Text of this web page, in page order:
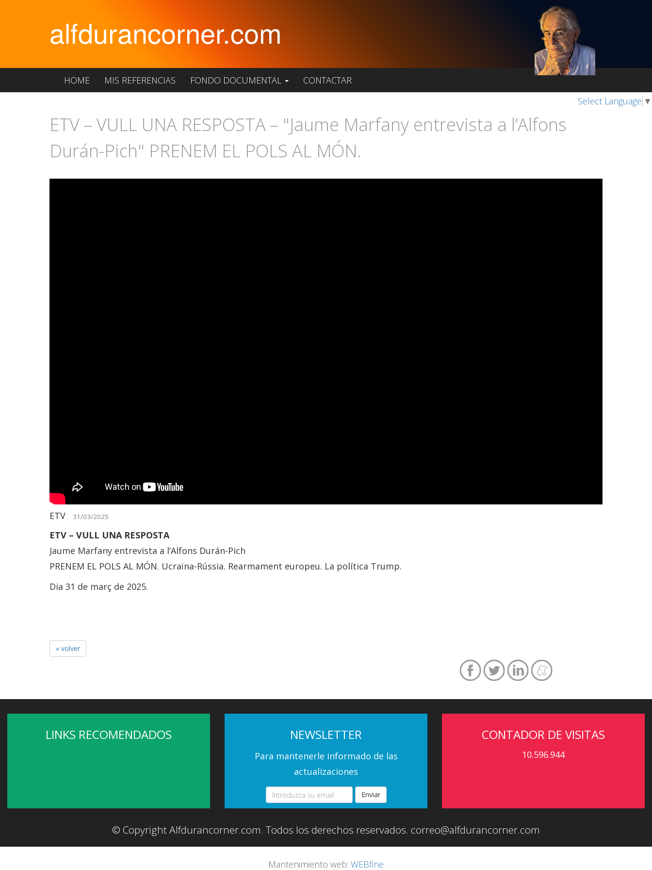
alfdurancorner.com
HOME MIS REFERENCIAS FONDO DOCUMENTAL
CONTACTAR
Select Language ▼
ETV – VULL UNA RESPOSTA – "Jaume Marfany entrevista a l’Alfons
Durán-Pich" PRENEM EL POLS AL MÓN.
ETV 31/03/2025
ETV – VULL UNA RESPOSTA
Jaume Marfany entrevista a l’Alfons Durán-Pich
PRENEM EL POLS AL MÓN. Ucraïna-Rússia. Rearmament europeu. La política Trump.
Dia 31 de març de 2025.
« volver
LINKS RECOMENDADOS NEWSLETTER
Para mantenerle informado de las
actualizaciones
Enviar
CONTADOR DE VISITAS
10.596.944
© Copyright Alfdurancorner.com. Todos los derechos reservados. correo@alfdurancorner.com
Mantenimiento web: WEBfine